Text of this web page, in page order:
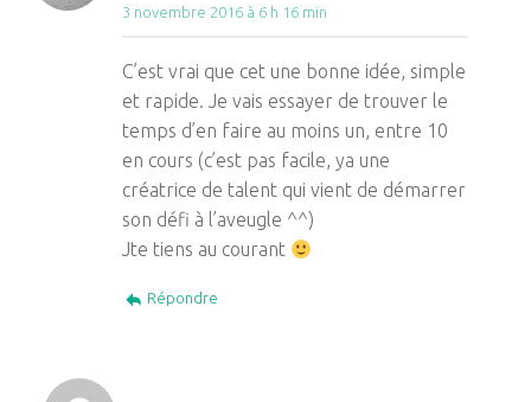
3 novembre 2016 à 6 h 16 min
C’est vrai que cet une bonne idée, simple
et rapide. Je vais essayer de trouver le
temps d’en faire au moins un, entre 10
en cours (c’est pas facile, ya une
créatrice de talent qui vient de démarrer
son défi à l’aveugle ^^)
Jte tiens au courant
Répondre